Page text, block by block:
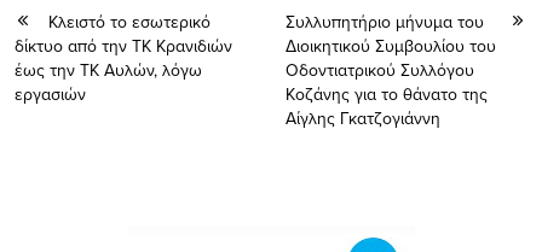
Κλειστό το εσωτερικό
δίκτυο από την ΤΚ Κρανιδιών
έως την ΤΚ Αυλών, λόγω
εργασιών
Συλλυπητήριο μήνυμα του
Διοικητικού Συμβουλίου του
Οδοντιατρικού Συλλόγου
Κοζάνης για το θάνατο της
Αίγλης Γκατζογιάννη